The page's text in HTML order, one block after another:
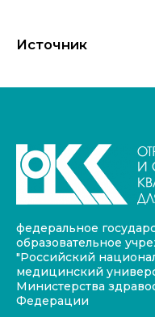
Источник
федеральное
образовательное
"Российский
медицинский
Министерства
Федерации